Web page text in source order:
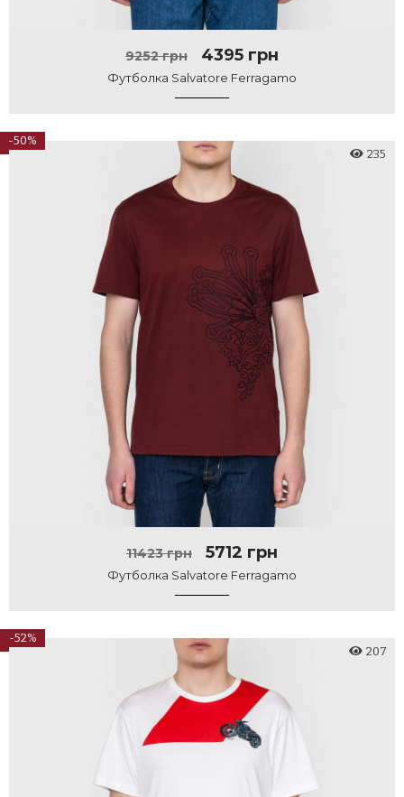
9252 грн 4395 грн
Футболка Salvatore Ferragamo
-50%
11423 грн 5712 грн
Футболка Salvatore Ferragamo
235
-52%
207